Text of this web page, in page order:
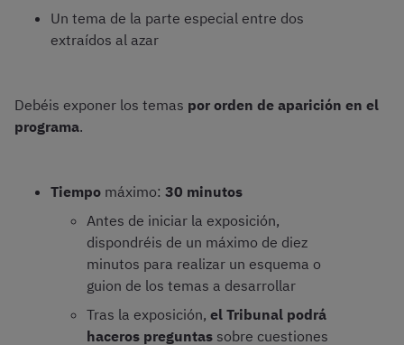
Un tema de la parte especial entre dos
extraídos al azar
Debéis exponer los temas por orden de aparición en el
programa.
Tiempo máximo: 30 minutos
Antes de iniciar la exposición,
dispondréis de un máximo de diez
minutos para realizar un esquema o
guion de los temas a desarrollar
Tras la exposición, el Tribunal podrá
haceros preguntas sobre cuestiones